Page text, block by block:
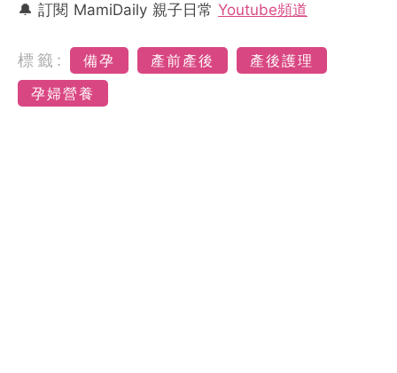
🔔 訂閱 MamiDaily 親子日常 Youtube頻道
標籤: 備孕 產前產後
產後護理
孕婦營養